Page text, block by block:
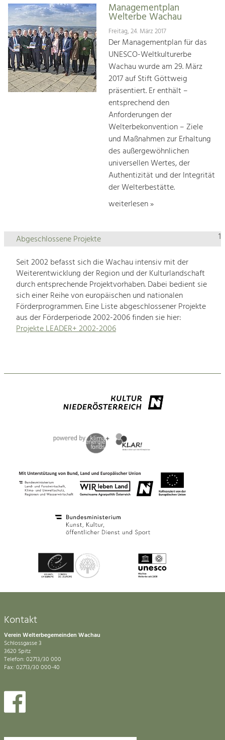
Managementplan
Welterbe Wachau
Freitag, 24. März 2017
Der Managementplan für das
UNESCO-Weltkulturerbe
Wachau wurde am 29. März
2017 auf Stift Göttweig
präsentiert. Er enthält –
entsprechend den
Anforderungen der
Welterbekonvention – Ziele
und Maßnahmen zur Erhaltung
des außergewöhnlichen
universellen Wertes, der
Authentizität und der Integrität
der Welterbestätte.
weiterlesen »
1
Abgeschlossene Projekte
Seit 2002 befasst sich die Wachau intensiv mit der
Weiterentwicklung der Region und der Kulturlandschaft
durch entsprechende Projektvorhaben. Dabei bedient sie
sich einer Reihe von europäischen und nationalen
Förderprogrammen. Eine Liste abgeschlossener Projekte
aus der Förderperiode 2002-2006 finden sie hier:
Projekte LEADER+ 2002-2006
Kontakt
Verein Welterbegemeinden Wachau
Schlossgasse 3
3620 Spitz
Telefon: 02713/30 000
Fax: 02713/30 000-40